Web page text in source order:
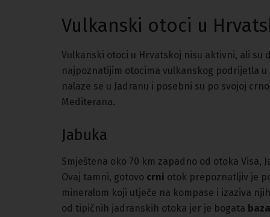
Vulkanski otoci u
Vulkanski otoci u Hrvatskoj nisu aktivni, ali su
najpoznatijim otocima vulkanskog podrijetla
nalaze se u Jadranu i posebni su po svojoj
Mediterana.
Jabuka
Smještena oko 70 km zapadno od otoka Visa,
Ovaj tamni, gotovo crni otok prepoznatljiv je
mineralom koji utječe na kompase i izaziva
od tipičnih jadranskih otoka jer je bogata